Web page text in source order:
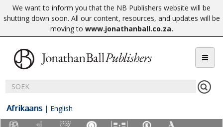
We want to inform you that the NB Publishers website will be
shutting down soon. All our content, resources, and updates will be
moving to www.jonathanball.co.za.
Afrikaans | English